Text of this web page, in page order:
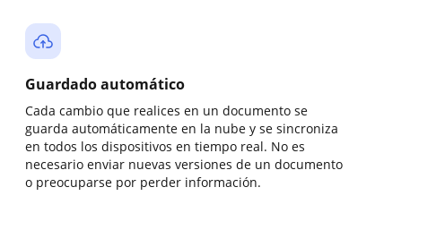
Guardado automático
Cada cambio que realices en un documento se
guarda automáticamente en la nube y se sincroniza
en todos los dispositivos en tiempo real. No es
necesario enviar nuevas versiones de un documento
o preocuparse por perder información.